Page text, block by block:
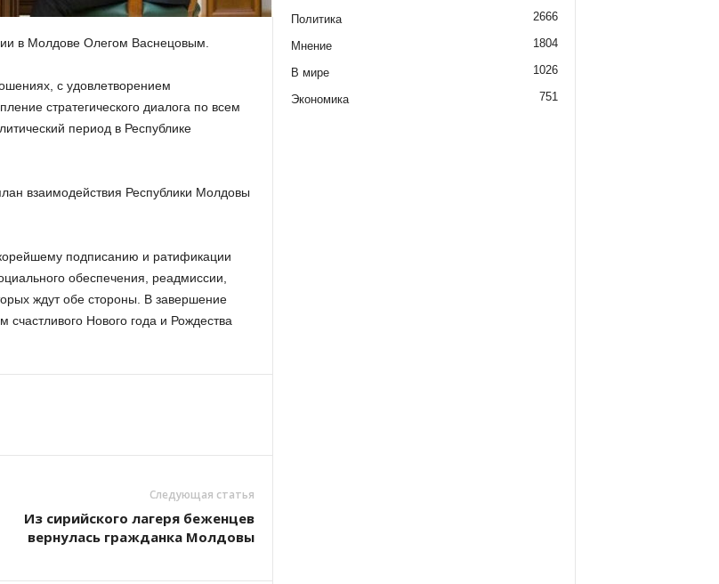
в Молдове Олегом Васнецовым.
с удовлетворением
стратегического диалога по всем
период в Республике
взаимодействия Республики Молдовы
подписанию и ратификации
обеспечения, реадмиссии,
ждут обе стороны. В завершение
счастливого Нового года и Рождества
Следующая статья
Из сирийского лагеря беженцев
вернулась гражданка Молдовы
Политика 2666
Мнение 1804
В мире 1026
Экономика 751